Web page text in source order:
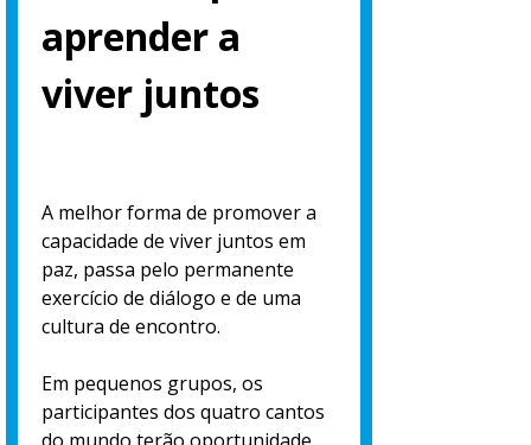
aprender a
viver juntos
A melhor forma de promover a
capacidade de viver juntos em
paz, passa pelo permanente
exercício de diálogo e de uma
cultura de encontro.
Em pequenos grupos, os
participantes dos quatro cantos